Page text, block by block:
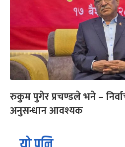
रुकुम पुगेर प्रचण्डले भने –
अनुसन्धान आवश्यक